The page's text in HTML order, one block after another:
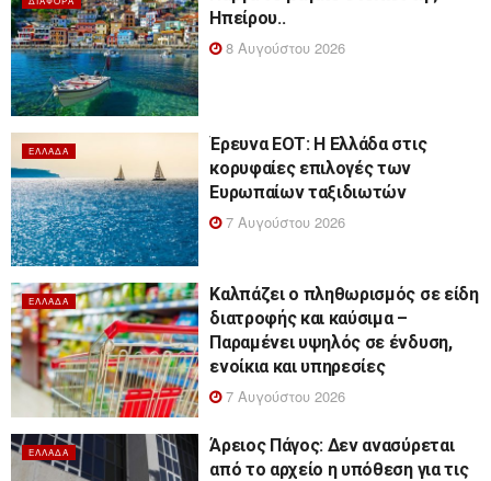
Ηπείρου..
8 Αυγούστου 2026
ΕΛΛΆΔΑ
Έρευνα ΕΟΤ: Η Ελλάδα στις
κορυφαίες επιλογές των
Ευρωπαίων ταξιδιωτών
7 Αυγούστου 2026
ΕΛΛΆΔΑ
Καλπάζει ο πληθωρισμός σε είδη
διατροφής και καύσιμα –
Παραμένει υψηλός σε ένδυση,
ενοίκια και υπηρεσίες
7 Αυγούστου 2026
ΕΛΛΆΔΑ
Άρειος Πάγος: Δεν ανασύρεται
από το αρχείο η υπόθεση για τις